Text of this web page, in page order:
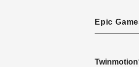
Epic
Twinmotion